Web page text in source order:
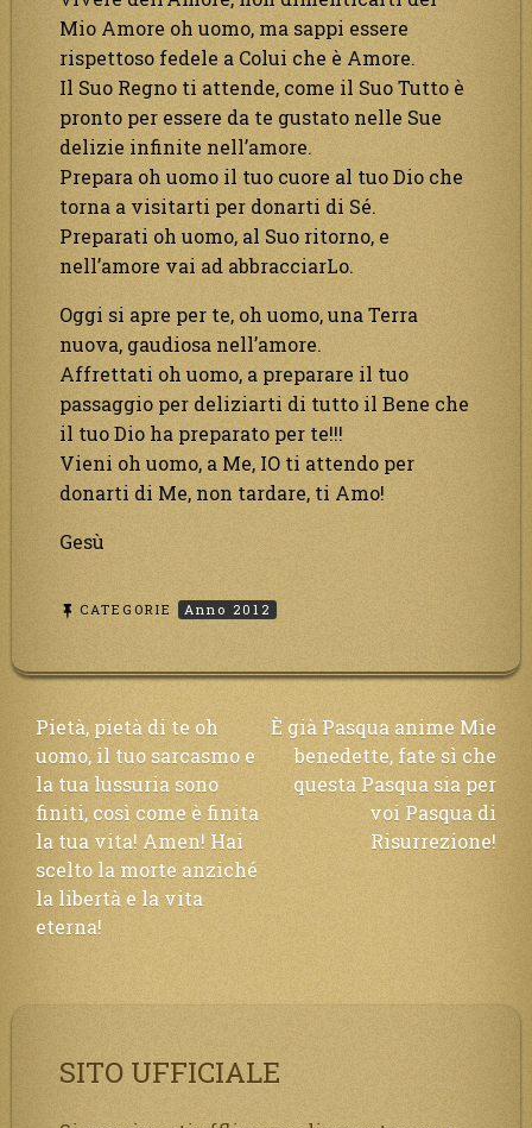
Mio Amore oh uomo, ma sappi essere
rispettoso fedele a Colui che è Amore.
Il Suo Regno ti attende, come il Suo Tutto è
pronto per essere da te gustato nelle Sue
delizie infinite nell’amore.
Prepara oh uomo il tuo cuore al tuo Dio che
torna a visitarti per donarti di Sé.
Preparati oh uomo, al Suo ritorno, e
nell’amore vai ad abbracciarLo.
Oggi si apre per te, oh uomo, una Terra
nuova, gaudiosa nell’amore.
Affrettati oh uomo, a preparare il tuo
passaggio per deliziarti di tutto il Bene che
il tuo Dio ha preparato per te!!!
Vieni oh uomo, a Me, IO ti attendo per
donarti di Me, non tardare, ti Amo!
Gesù
CATEGORIE Anno 2012
Navigazione
articoli
Pietà, pietà di te oh
uomo, il tuo sarcasmo e
la tua lussuria sono
finiti, così come è finita
la tua vita! Amen! Hai
scelto la morte anziché
la libertà e la vita
eterna!
È già Pasqua anime Mie
benedette, fate sì che
questa Pasqua sia per
voi Pasqua di
Risurrezione!
SITO UFFICIALE